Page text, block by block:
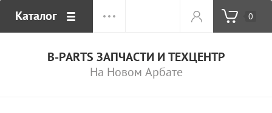
Каталог 0
B-PARTS ЗАПЧАСТИ И ТЕХЦЕНТР
На Новом Арбате